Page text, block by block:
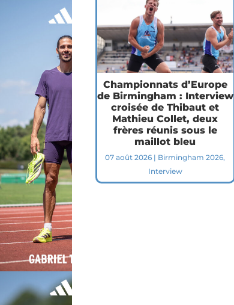
Championnats d’Europe
de Birmingham : Interview
croisée de Thibaut et
Mathieu Collet, deux
frères réunis sous le
maillot bleu
07 août 2026 | Birmingham 2026,
Interview